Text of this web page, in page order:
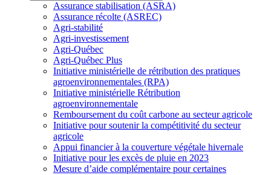
Assurance stabilisation (ASRA)
Assurance récolte (ASREC)
Agri-stabilité
Agri-investissement
Agri-Québec
Agri-Québec Plus
Initiative ministérielle de rétribution des pratiques
agroenvironnementales (RPA)
Initiative ministérielle Rétribution
agroenvironnementale
Remboursement du coût carbone au secteur agricole
Initiative pour soutenir la compétitivité du secteur
agricole
Appui financier à la couverture végétale hivernale
Initiative pour les excès de pluie en 2023
Mesure d’aide complémentaire pour certaines